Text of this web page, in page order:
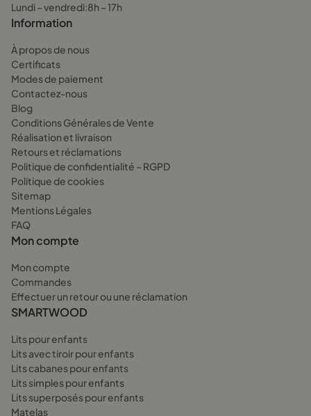
Lundi – vendredi:8h – 17h
Information
À propos de nous
Certificats
Modes de paiement
Contactez-nous
Blog
Conditions Générales de Vente
Réalisation et livraison
Retours et réclamations
Politique de confidentialité – RGPD
Politique de cookies
Sitemap
Mentions Légales
FAQ
Mon compte
Mon compte
Commandes
Effectuer un retour ou une réclamation
SMARTWOOD
Lits pour enfants
Lits avec tiroir pour enfants
Lits cabanes pour enfants
Lits simples pour enfants
Lits superposés pour enfants
Matelas